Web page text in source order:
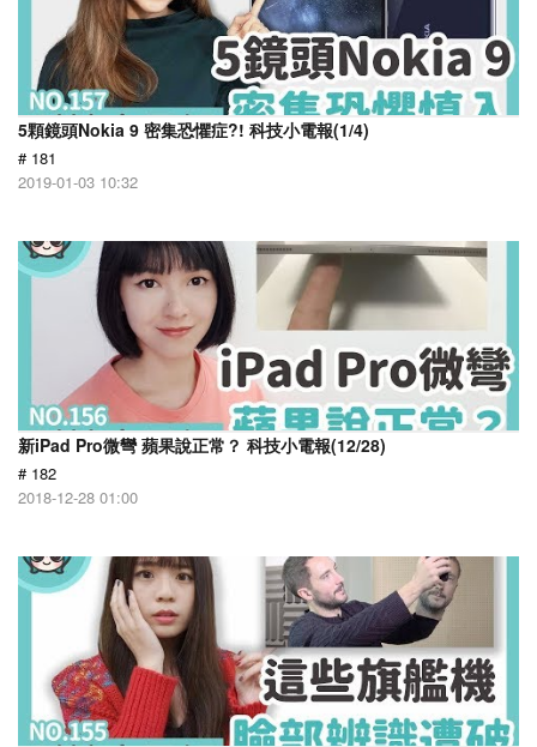
5顆鏡頭Nokia 9 密集恐懼症?! 科技小電報(1/4)
# 181
2019-01-03 10:32
新iPad Pro微彎 蘋果說正常？ 科技小電報(12/28)
# 182
2018-12-28 01:00